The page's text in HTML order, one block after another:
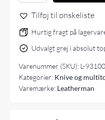
AND
FILE
SURGE
antal
Tilføj til ønskeliste
Hurtig fragt på
Udvalgt grej i absolut
Varenummer (SKU): L-
Kategorier: Knive og
Varemærke: Leatherman